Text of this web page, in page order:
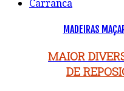
Carranca
MADEIRAS
MAIOR
DE